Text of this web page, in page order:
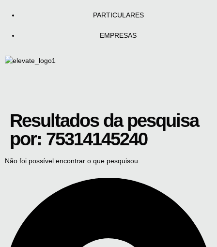
PARTICULARES
EMPRESAS
Resultados da pesquisa
por: 75314145240
Não foi possível encontrar o que pesquisou.